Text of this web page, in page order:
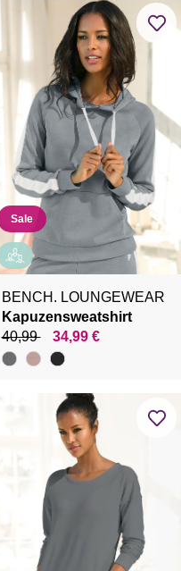
Sale
BENCH. LOUNGEWEAR
Kapuzensweatshirt
40,99
34,99 €